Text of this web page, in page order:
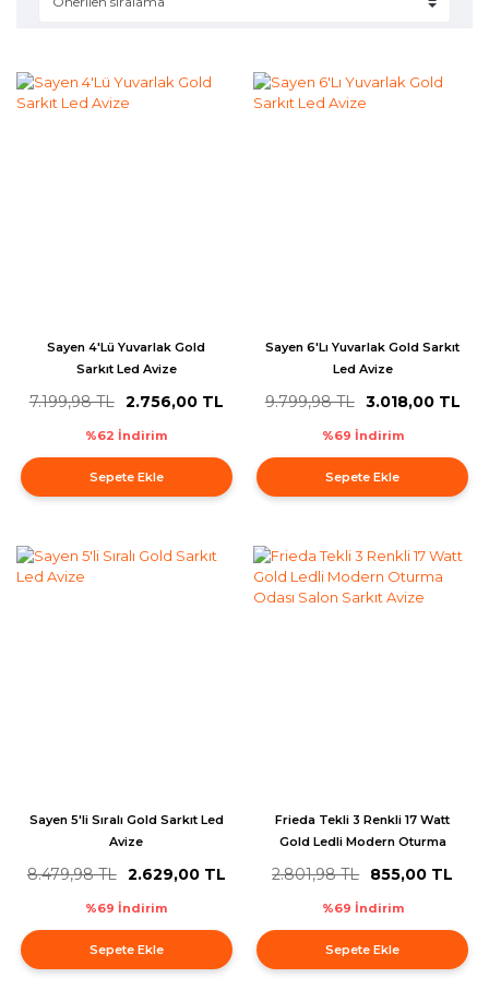
Sayen 4'Lü Yuvarlak Gold
Sarkıt Led Avize
7.199,98 TL 2.756,00 TL
%62 İndirim
Sepete Ekle
Sayen 6'Lı Yuvarlak Gold Sarkıt
Led Avize
9.799,98 TL 3.018,00 TL
%69 İndirim
Sepete Ekle
Sayen 5'li Sıralı Gold Sarkıt Led
Avize
8.479,98 TL 2.629,00 TL
%69 İndirim
Sepete Ekle
Frieda Tekli 3 Renkli 17 Watt
Gold Ledli Modern Oturma
2.801,98 TL 855,00 TL
%69 İndirim
Sepete Ekle